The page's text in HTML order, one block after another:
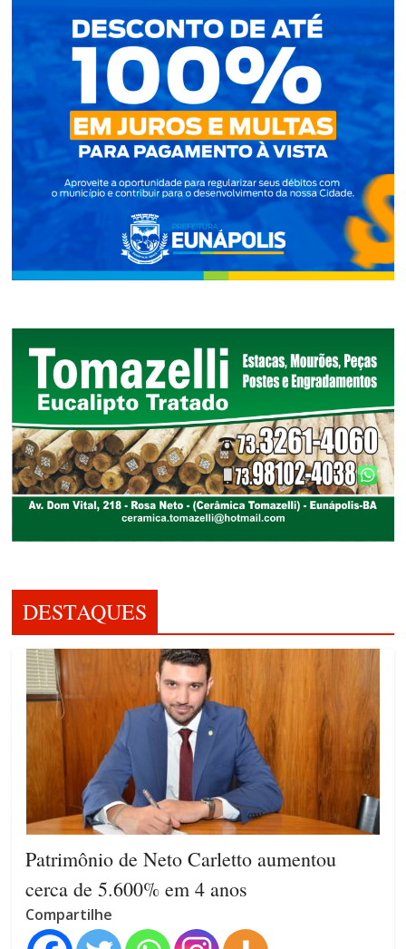
DESTAQUES
Patrimônio de Neto Carletto aumentou
cerca de 5.600% em 4 anos
Compartilhe